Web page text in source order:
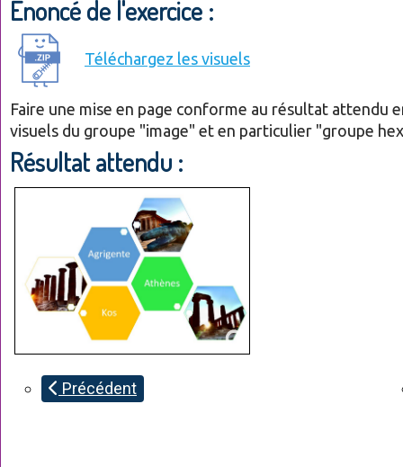
Énoncé de l'exercice :
Téléchargez les visuels
Faire une mise en page conforme au résultat attendu
visuels du groupe "image" et en particulier "groupe
Résultat attendu :
Précédent